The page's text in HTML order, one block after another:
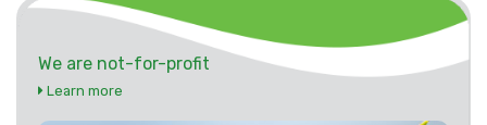
We are not-for-profit
Learn more